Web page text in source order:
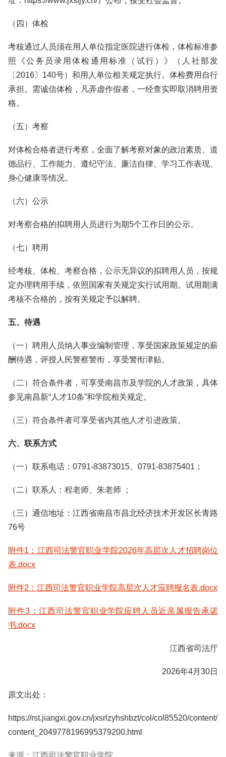
（四）体检
考核通过人员须在用人单位指定医院进行体检，体检标准参
照《公务员录用体检通用标准（试行）》（人社部发
〔2016〕140号）和用人单位相关规定执行。体检费用自行
承担。需诚信体检，凡弄虚作假者，一经查实即取消聘用资
格。
（五）考察
对体检合格者进行考察，全面了解考察对象的政治素质、道
德品行、工作能力、遵纪守法、廉洁自律、学习工作表现、
身心健康等情况。
（六）公示
对考察合格的拟聘用人员进行为期5个工作日的公示。
（七）聘用
经考核、体检、考察合格，公示无异议的拟聘用人员，按规
定办理聘用手续，依照国家有关规定实行试用期。试用期满
考核不合格的，按有关规定予以解聘。
五、待遇
（一）聘用人员纳入事业编制管理，享受国家政策规定的薪
酬待遇，评授人民警察警衔，享受警衔津贴。
（二）符合条件者，可享受南昌市及学院的人才政策，具体
参见南昌新“人才10条”和学院相关规定。
（三）符合条件者可享受省内其他人才引进政策。
六、联系方式
（一）联系电话：0791-83873015、0791-83875401；
（二）联系人：程老师、朱老师 ；
（三）通信地址：江西省南昌市昌北经济技术开发区长青路
76号
附件1：江西司法警官职业学院2026年高层次人才招聘岗位
表.docx
附件2：江西司法警官职业学院高层次人才应聘报名表.docx
附件3：江西司法警官职业学院应聘人员近亲属报告承诺
书.docx
江西省司法厅
2026年4月30日
原文出处：
https://rst.jiangxi.gov.cn/jxsrlzyhshbzt/col/col85520/content/
content_2049778196995379200.html
来源：江西司法警官职业学院